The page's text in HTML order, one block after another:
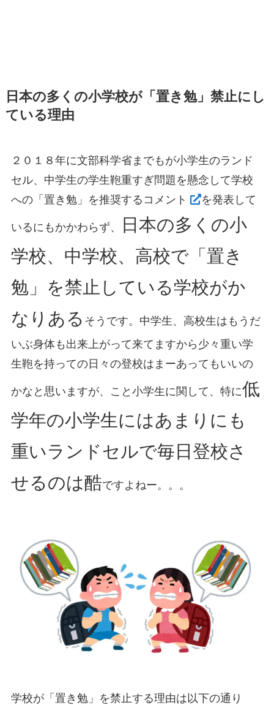
日本の多くの小学校が「置き勉」禁止にし
ている理由
２０１８年に文部科学省までもが小学生のランド
セル、中学生の学生鞄重すぎ問題を懸念して学校
への「置き勉」を推奨するコメント
を発表して
いるにもかかわらず、
日本の多くの小
学校、中学校、高校で「置き
勉」を禁止している学校がか
なりある そうです。中学生、高校生はもうだ
いぶ身体も出来上がって来てますから少々重い学
生鞄を持っての日々の登校はまーあってもいいの
かなと思いますが、こと小学生に関して、特に低
学年の小学生にはあまりにも
重いランドセルで毎日登校さ
せるのは酷ですよねー。。。
学校が「置き勉」を禁止する理由は以下の通り